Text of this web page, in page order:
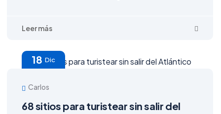
18 Dic
Carlos
68 sitios para turistear sin salir del